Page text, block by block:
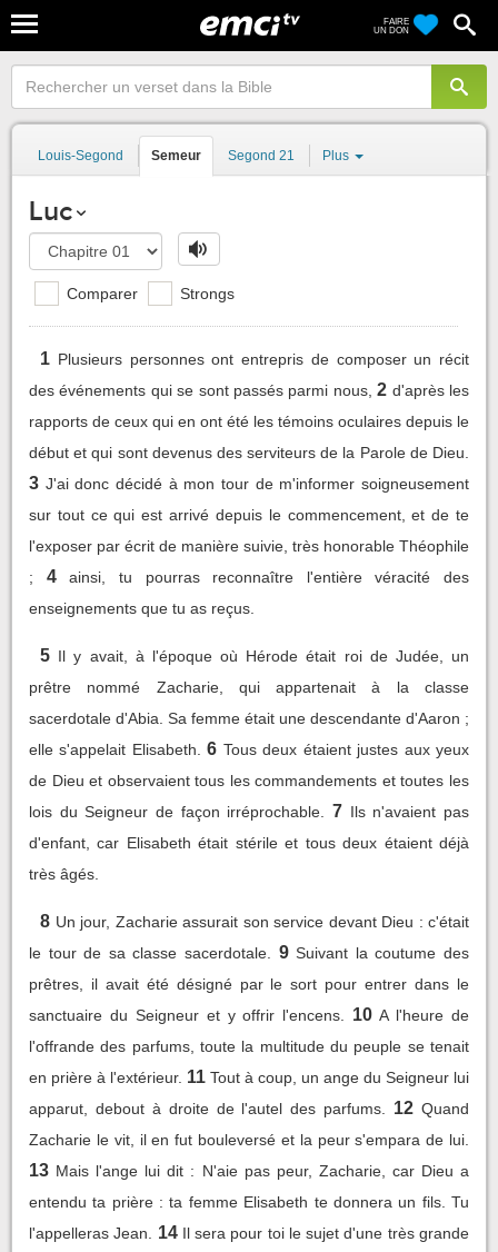
FAIRE
UN DON
Louis-Segond Semeur Segond 21 Plus
Luc
Comparer Strongs
1 Plusieurs personnes ont entrepris de composer un récit
des événements qui se sont passés parmi nous, 2 d'après les
rapports de ceux qui en ont été les témoins oculaires depuis le
début et qui sont devenus des serviteurs de la Parole de Dieu.
3 J'ai donc décidé à mon tour de m'informer soigneusement
sur tout ce qui est arrivé depuis le commencement, et de te
l'exposer par écrit de manière suivie, très honorable Théophile
;
4
ainsi, tu pourras reconnaître l'entière véracité des
enseignements que tu as reçus.
5 Il y avait, à l'époque où Hérode était roi de Judée, un
prêtre nommé Zacharie, qui appartenait à la classe
sacerdotale d'Abia. Sa femme était une descendante d'Aaron ;
elle s'appelait Elisabeth.
6 Tous deux étaient justes aux yeux
de Dieu et observaient tous les commandements et toutes les
lois du Seigneur de façon irréprochable.
7 Ils n'avaient pas
d'enfant, car Elisabeth était stérile et tous deux étaient déjà
très âgés.
8 Un jour, Zacharie assurait son service devant Dieu : c'était
le tour de sa classe sacerdotale.
9 Suivant la coutume des
prêtres, il avait été désigné par le sort pour entrer dans le
sanctuaire du Seigneur et y offrir l'encens.
10 A l'heure de
l'offrande des parfums, toute la multitude du peuple se tenait
en prière à l'extérieur. 11 Tout à coup, un ange du Seigneur lui
apparut, debout à droite de l'autel des parfums.
12 Quand
Zacharie le vit, il en fut bouleversé et la peur s'empara de lui.
13 Mais l'ange lui dit : N'aie pas peur, Zacharie, car Dieu a
entendu ta prière : ta femme Elisabeth te donnera un fils. Tu
l'appelleras Jean.
14 Il sera pour toi le sujet d'une très grande